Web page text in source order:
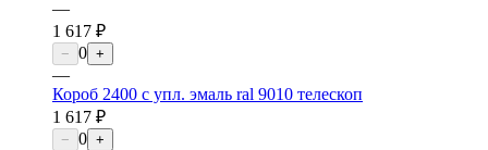
—
1 617 ₽
− 0 +
—
Короб 2400 с упл. эмаль ral 9010 телескоп
1 617 ₽
− 0 +